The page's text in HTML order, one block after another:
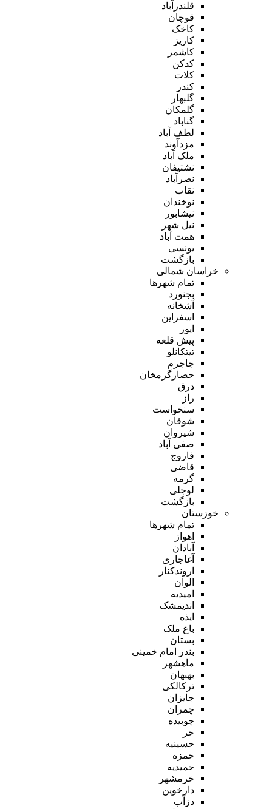
قلندرآباد
قوچان
کاخک
کاریز
کاشمر
کدکن
کلات
کندر
گلبهار
گلمکان
گناباد
لطف آباد
مزدآوند
ملک آباد
نشتیفان
نصرآباد
نقاب
نوخندان
نیشابور
نیل شهر
همت آباد
یونسی
بازگشت
خراسان شمالی
تمام شهر‌ها
بجنورد
آشخانه
اسفراین
ایور
پیش قلعه
تیتکانلو
جاجرم
حصارگرمخان
درق
راز
سنخواست
شوقان
شیروان
صفی آباد
فاروج
قاضی
گرمه
لوجلی
بازگشت
خوزستان
تمام شهر‌ها
اهواز
آبادان
آغاجاری
اروندکنار
الوان
امیدیه
اندیمشک
ایذه
باغ ملک
بستان
بندر امام خمینی
ماهشهر
بهبهان
ترکالکی
جایزان
چمران
چوبیده
حر
حسینیه
حمزه
حمیدیه
خرمشهر
دارخوین
دزآب